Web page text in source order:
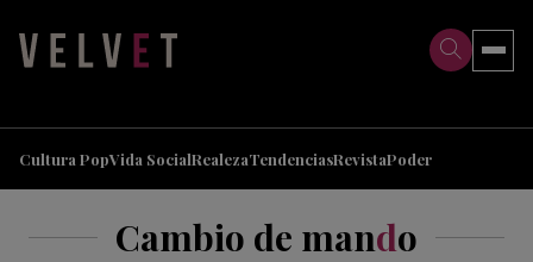
Cultura PopVida SocialRealezaTendenciasRevistaPoder
Cambio de mando